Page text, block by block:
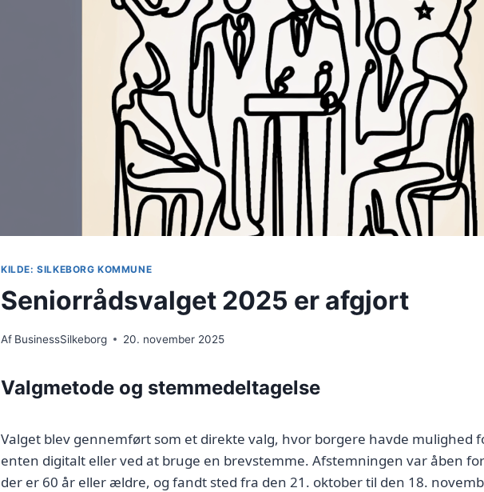
KILDE: SILKEBORG KOMMUNE
Seniorrådsvalget 2025 er afgjort
Af BusinessSilkeborg 20. november 2025
Valgmetode og stemmedeltagelse
Valget blev gennemført som et direkte valg, hvor borgere havde mulighed
enten digitalt eller ved at bruge en brevstemme. Afstemningen var åben
der er 60 år eller ældre, og fandt sted fra den 21. oktober til den 18.